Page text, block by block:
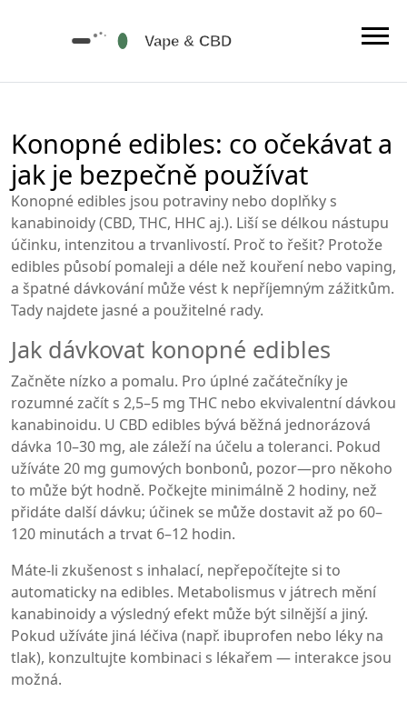
Konopné edibles: co očekávat a
jak je bezpečně používat
Konopné edibles jsou potraviny nebo doplňky s
kanabinoidy (CBD, THC, HHC aj.). Liší se délkou nástupu
účinku, intenzitou a trvanlivostí. Proč to řešit? Protože
edibles působí pomaleji a déle než kouření nebo vaping,
a špatné dávkování může vést k nepříjemným zážitkům.
Tady najdete jasné a použitelné rady.
Jak dávkovat konopné edibles
Začněte nízko a pomalu. Pro úplné začátečníky je
rozumné začít s 2,5–5 mg THC nebo ekvivalentní dávkou
kanabinoidu. U CBD edibles bývá běžná jednorázová
dávka 10–30 mg, ale záleží na účelu a toleranci. Pokud
užíváte 20 mg gumových bonbonů, pozor—pro někoho
to může být hodně. Počkejte minimálně 2 hodiny, než
přidáte další dávku; účinek se může dostavit až po 60–
120 minutách a trvat 6–12 hodin.
Máte-li zkušenost s inhalací, nepřepočítejte si to
automaticky na edibles. Metabolismus v játrech mění
kanabinoidy a výsledný efekt může být silnější a jiný.
Pokud užíváte jiná léčiva (např. ibuprofen nebo léky na
tlak), konzultujte kombinaci s lékařem — interakce jsou
možná.